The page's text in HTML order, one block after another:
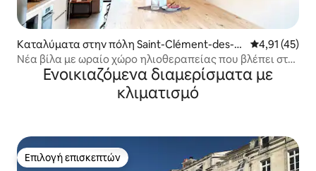
Καταλύματα στην πόλη Saint-Clément-des-B
aleines
Μέση
4,91 (45)
Νέα βίλα με ωραίο χώρο ηλιοθεραπείας που βλέπει στη
θερμαινόμενη πισίνα
Ενοικιαζόμενα διαμερίσματα με
κλιματισμό
Επιλογή επισκεπτών
Επιλογή επισκεπτών